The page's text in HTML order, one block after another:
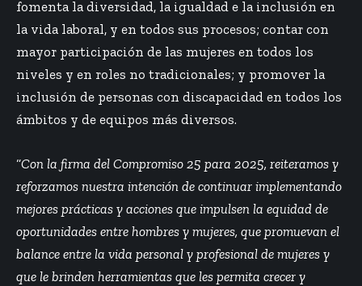
fomenta la diversidad, la igualdad e la inclusión en
la vida laboral, y en todos sus procesos; contar con
mayor participación de las mujeres en todos los
niveles y en roles no tradicionales; y promover la
inclusión de personas con discapacidad en todos los
ámbitos y de equipos más diversos.
“Con la firma del Compromiso 25 para 2025, reiteramos y
reforzamos nuestra intención de continuar implementando
mejores prácticas y acciones que impulsen la equidad de
oportunidades entre hombres y mujeres, que promuevan el
balance entre la vida personal y profesional de mujeres y
que le brinden herramientas que les permita crecer y